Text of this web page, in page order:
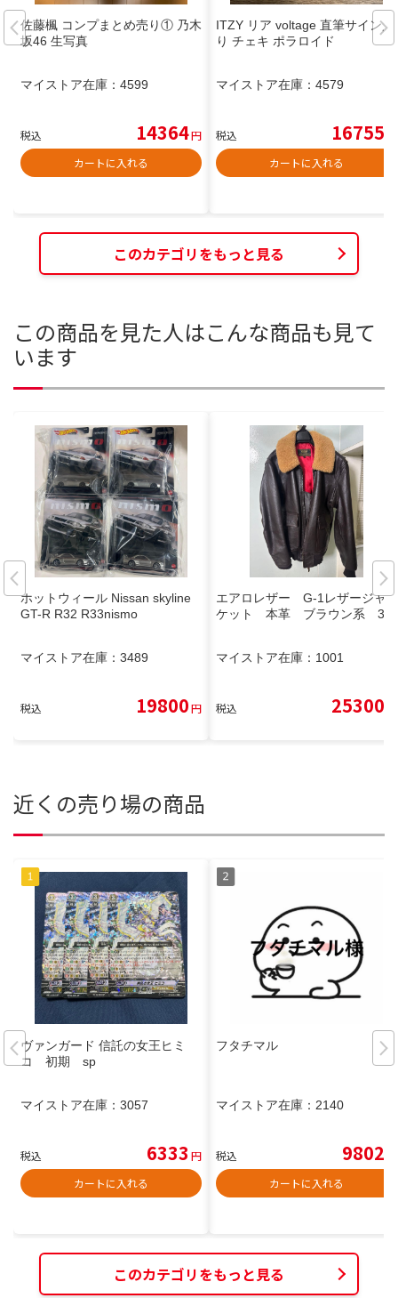
佐藤楓 コンプまとめ売り① 乃木
坂46 生写真
マイストア在庫： 4599
税込 14364円
カートに入れる
ITZY リア voltage 直筆サイン入
り チェキ ポラロイド
マイストア在庫： 4579
税込 16755
カートに入れる
このカテゴリをもっと見る
この商品を見た人はこんな商品も見て
います
ホットウィール Nissan skyline
GT-R R32 R33nismo
マイストア在庫： 3489
税込 19800円
エアロレザー G-1レザージャ
ケット 本革 ブラウン系 38
マイストア在庫： 1001
税込 25300
近くの売り場の商品
ヴァンガード 信託の女王ヒミ
コ 初期 sp
マイストア在庫： 3057
税込 6333 円
カートに入れる
フタチマル
マイストア在庫： 2140
税込 9802
カートに入れる
このカテゴリをもっと見る